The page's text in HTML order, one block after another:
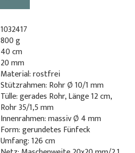
1032417
800 g
40 cm
20 mm
Material: rostfrei
Stützrahmen: Rohr Ø 10/1 mm
Tülle: gerades Rohr, Länge 12 cm,
Rohr 35/1,5 mm
Innenrahmen: massiv Ø 4 mm
Form: gerundetes Fünfeck
Umfang: 126 cm